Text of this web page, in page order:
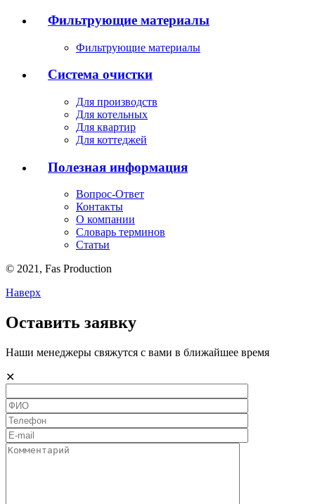
Фильтрующие материалы
Фильтрующие материалы
Система очистки
Для производств
Для котельных
Для квартир
Для коттеджей
Полезная информация
Вопрос-Ответ
Контакты
О компании
Словарь терминов
Статьи
© 2021, Fas Production
Наверх
Оставить заявку
Наши менеджеры свяжутся с вами в ближайшее время
✕